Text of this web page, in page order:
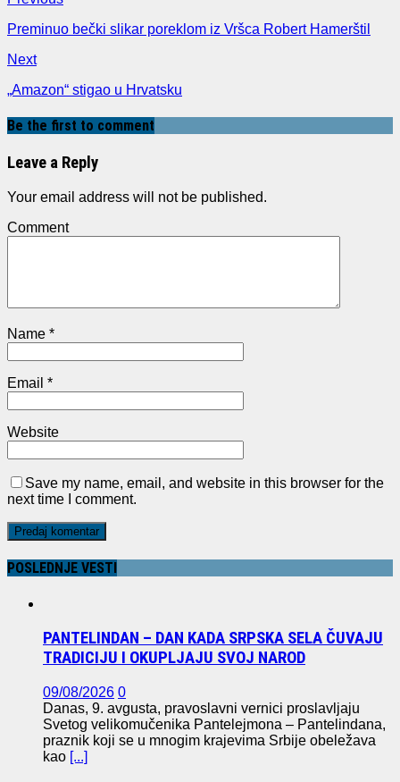
Preminuo bečki slikar poreklom iz Vršca Robert Hamerštil
Next
„Amazon“ stigao u Hrvatsku
Be the first to comment
Leave a Reply
Your email address will not be published.
Comment
Name *
Email *
Website
Save my name, email, and website in this browser for the
next time I comment.
POSLEDNJE VESTI
PANTELINDAN – DAN KADA SRPSKA SELA ČUVAJU
TRADICIJU I OKUPLJAJU SVOJ NAROD
09/08/2026 0
Danas, 9. avgusta, pravoslavni vernici proslavljaju
Svetog velikomučenika Pantelejmona – Pantelindana,
praznik koji se u mnogim krajevima Srbije obeležava
kao [...]